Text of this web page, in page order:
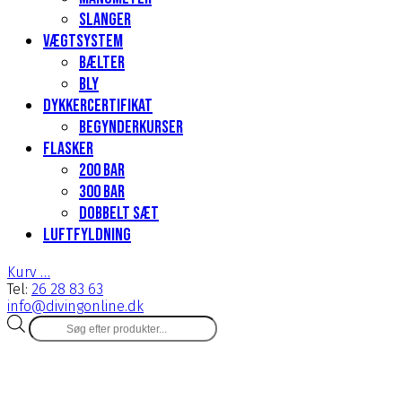
Slanger
Vægtsystem
Bælter
Bly
Dykkercertifikat
Begynderkurser
Flasker
200 Bar
300 bar
Dobbelt sæt
Luftfyldning
Kurv …
Tel: 26 28 83 63
info@divingonline.dk
Products
search